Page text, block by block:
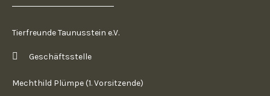
Tierfreunde Taunusstein e.V.
Geschäftsstelle
Mechthild Plümpe (1. Vorsitzende)